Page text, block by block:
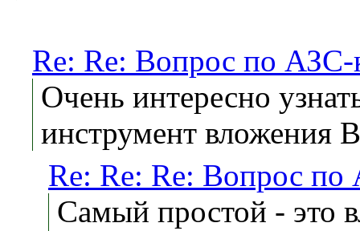
Re: Re: Вопрос по АЗС-
Очень интересно
инструмент вложения
Re: Re: Re: Вопрос
Самый простой - это